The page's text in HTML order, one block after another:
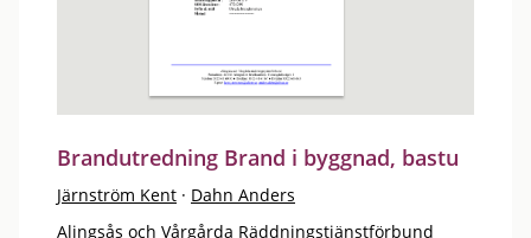
Brandutredning Brand i byggnad, bastu
Järnström Kent · Dahn Anders
Alingsås och Vårgårda Räddningstjänstförbund